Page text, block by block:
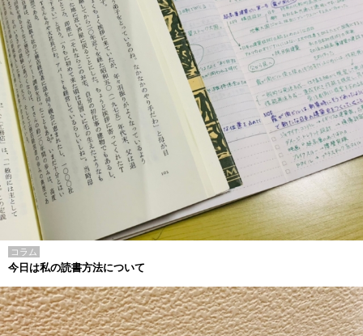
コラム
今日は私の読書方法について